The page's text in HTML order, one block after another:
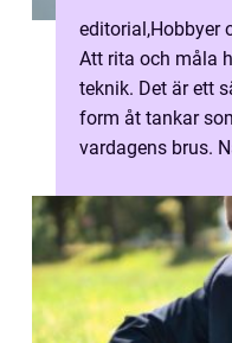
editorial,Hobbyer
Att rita och måla
teknik. Det är ett
form åt tankar
vardagens brus.